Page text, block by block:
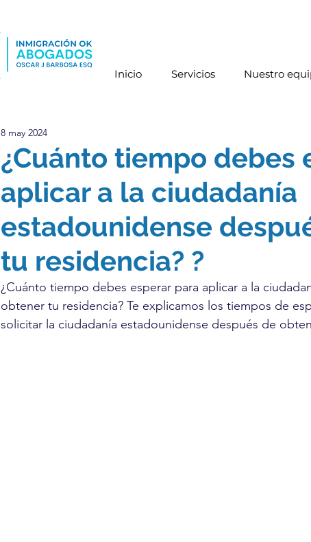
Inicio Servicios Nuestro
¿Cuánto tiempo debes
aplicar a la ciudadanía
estadounidense
tu residencia? ?
8 may 2024
¿Cuánto tiempo debes esperar para aplicar a la
obtener tu residencia? Te explicamos los tiempos de
solicitar la ciudadanía estadounidense después de